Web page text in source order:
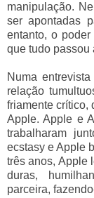
manipulação.
ser apontadas
entanto, o
que tudo passou
Numa entrevista
relação
friamente crítico,
Apple. Apple e
trabalharam
ecstasy e Apple
três anos, Apple
duras,
parceira,